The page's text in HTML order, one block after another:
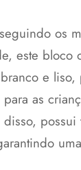
os
este bloco
e
as
possui